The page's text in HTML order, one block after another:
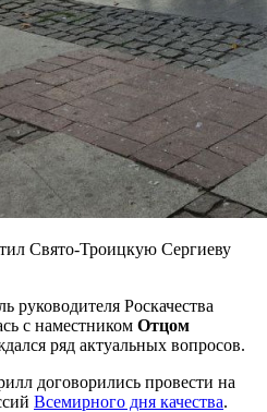
Свято-Троицкую Сергиеву
руководителя Роскачества
с наместником Отцом
ряд актуальных вопросов.
договорились провести на
Всемирного дня качества.